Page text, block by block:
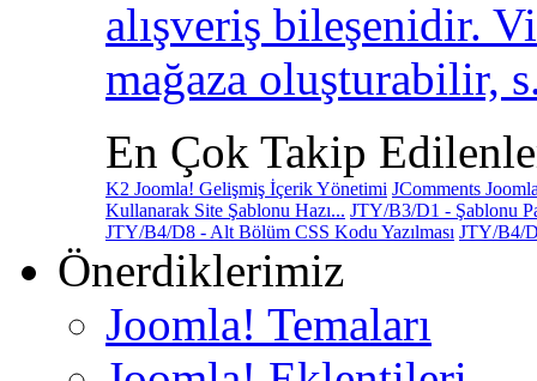
alışveriş bileşenidir.
mağaza oluşturabilir,
En Çok Takip
K2 Joomla! Gelişmiş İçerik Yönetimi JComments
Kullanarak Site Şablonu Hazı... JTY/B3/D1 - Şablonu
JTY/B4/D8 - Alt Bölüm CSS Kodu Yazılması JTY/B4/
Önerdiklerimiz
Joomla! Temaları